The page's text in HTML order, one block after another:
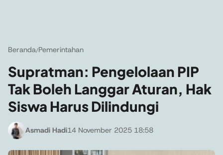
Beranda/Pemerintahan
Supratman: Pengelolaan PIP
Tak Boleh Langgar Aturan, Hak
Siswa Harus Dilindungi
Asmadi Hadi14 November 2025 18:58